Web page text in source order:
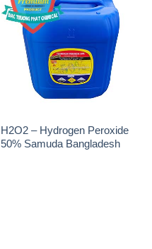
H2O2 – Hydrogen Peroxide
50% Samuda Bangladesh